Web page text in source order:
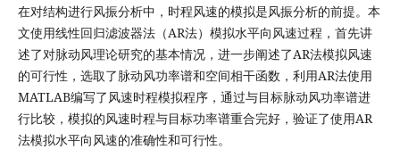
在对结构进行风振分析中，时程风速的模拟是风振分析的前提。本
文使用线性回归滤波器法（AR法）模拟水平向风速过程，首先讲
述了对脉动风理论研究的基本情况，进一步阐述了AR法模拟风速
的可行性，选取了脉动风功率谱和空间相干函数，利用AR法使用
MATLAB编写了风速时程模拟程序，通过与目标脉动风功率谱进
行比较，模拟的风速时程与目标功率谱重合完好，验证了使用AR
法模拟水平向风速的准确性和可行性。